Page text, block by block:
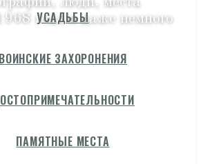
года и даже немного
УСАДЬБЫ
ВОИНСКИЕ ЗАХОРОНЕНИЯ
ПАМЯТНЫЕ МЕСТА